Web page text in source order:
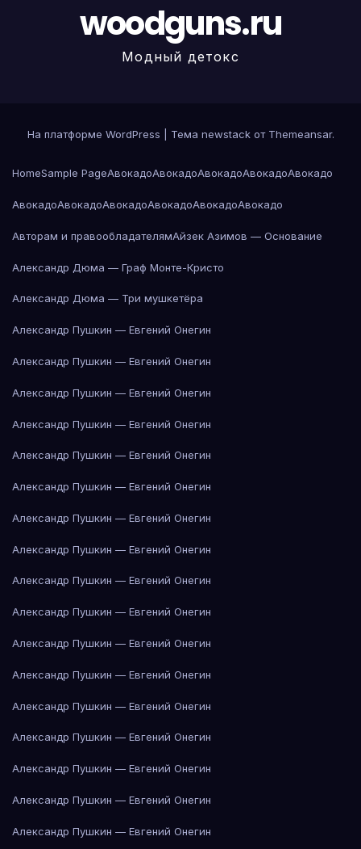
woodguns.ru
Модный детокс
На платформе WordPress Тема newstack от Themeansar.
HomeSample PageАвокадоАвокадоАвокадоАвокадоАвокадо
АвокадоАвокадоАвокадоАвокадоАвокадоАвокадо
Авторам и правообладателямАйзек Азимов — Основание
Александр Дюма — Граф Монте-Кристо
Александр Дюма — Три мушкетёра
Александр Пушкин — Евгений Онегин
Александр Пушкин — Евгений Онегин
Александр Пушкин — Евгений Онегин
Александр Пушкин — Евгений Онегин
Александр Пушкин — Евгений Онегин
Александр Пушкин — Евгений Онегин
Александр Пушкин — Евгений Онегин
Александр Пушкин — Евгений Онегин
Александр Пушкин — Евгений Онегин
Александр Пушкин — Евгений Онегин
Александр Пушкин — Евгений Онегин
Александр Пушкин — Евгений Онегин
Александр Пушкин — Евгений Онегин
Александр Пушкин — Евгений Онегин
Александр Пушкин — Евгений Онегин
Александр Пушкин — Евгений Онегин
Александр Пушкин — Евгений Онегин